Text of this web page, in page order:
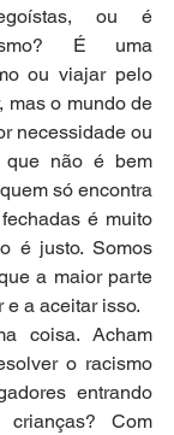
ou é
É uma
ou viajar pelo
mas o mundo de
necessidade ou
que não é bem
só encontra
é muito
é justo. Somos
a maior parte
e a aceitar isso.
coisa. Acham
o racismo
entrando
Com